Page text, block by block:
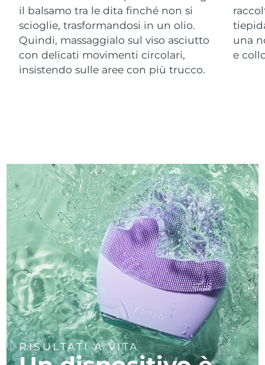
il balsamo tra le dita finché non si
scioglie, trasformandosi in un olio.
Quindi, massaggialo sul viso asciutto
con delicati movimenti circolari,
insistendo sulle aree con più trucco.
una
e
RISULTATI A VITA